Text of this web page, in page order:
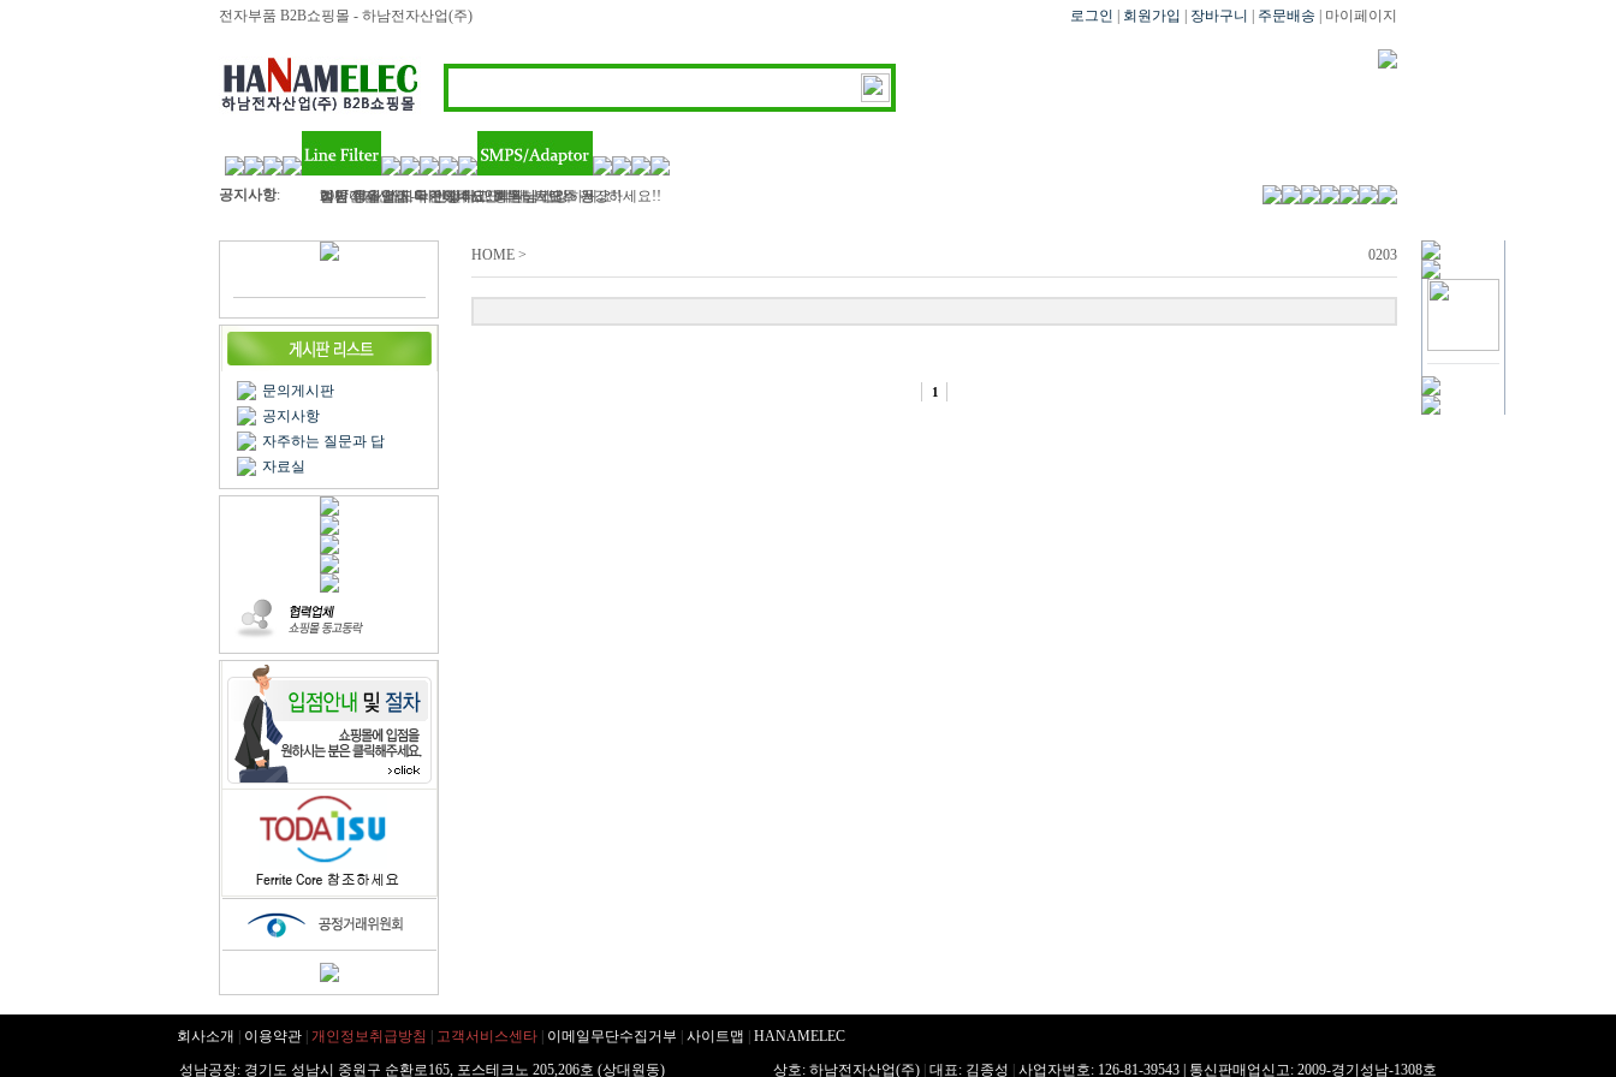
전자부품 B2B쇼핑몰 - 하남전자산업(주) 로그인 회원가입 장바구니 주문배송 | 마이페이지
공지사항: 하남전자산업 - 라인필터, 인덕터, 트랜스 등..
2017 정유년 모두 건강하고 행복하세요
여름 휴가철이 다가왔네요? 회원님! 모두 건강하세요!!
벌써 11월 마지막주이네요..회원님 건강하세요!!
김민아님 입금 확인해주세요
문의게시판
공지사항
자주하는 질문과 답
자료실
HOME > 0203
1
회사소개 이용약관 개인정보취급방침 고객서비스센타 이메일무단수집거부 사이트맵
HANAMELEC
성남공장: 경기도 성남시 중원구 순환로165, 포스테크노 205,206호 (상대원동)
상호: 하남전자산업(주) 대표: 김종성 사업자번호: 126-81-39543 | 통신판매업신고: 2009-경기성남-1308호